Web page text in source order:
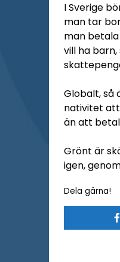
I Sverige
man tar
man
vill ha
Globalt, så
nativitet
än att
Grönt är
igen,
Dela gärna!